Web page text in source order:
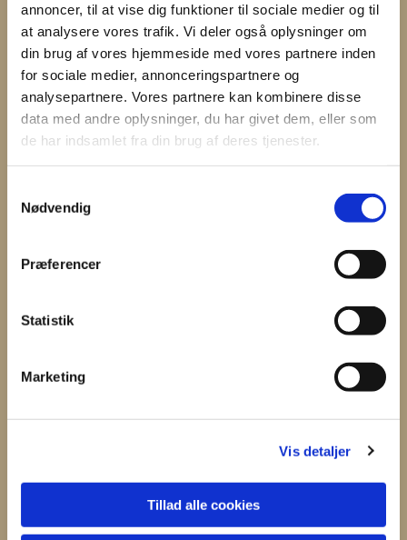
annoncer, til at vise dig funktioner til sociale medier og til
at analysere vores trafik. Vi deler også oplysninger om
din brug af vores hjemmeside med vores partnere inden
for sociale medier, annonceringspartnere og
analysepartnere. Vores partnere kan kombinere disse
data med andre oplysninger, du har givet dem, eller som
de har indsamlet fra din brug af deres tjenester.
Nødvendig
Præferencer
Statistik
Marketing
Vis detaljer
Tillad alle cookies
Du vil måske også kunne